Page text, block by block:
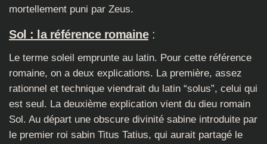
mortellement puni par Zeus.
Sol : la référence romaine:
Le terme soleil emprunte au latin. Pour cette référence
romaine, on a deux explications. La première, assez
rationnel et technique viendrait du latin “solus”, celui qui
est seul. La deuxième explication vient du dieu romain
Sol. Au départ une obscure divinité sabine introduite par
le premier roi sabin Titus Tatius, qui aurait partagé le